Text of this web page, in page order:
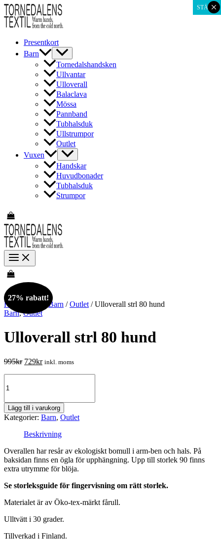
Hoppa
till
innehåll
Presentkort
Barn
Tornedalshandsken
Ullvantar
Ulloverall
Balaclava
Mössa
Pannband
Tubhalsduk
Ullstrumpor
Outlet
Vuxen
Handskar
Huvudbonader
Tubhalsduk
Strumpor
27% rabatt!
Hem Barn /Outlet / Ulloverall strl 80 hund
Barn,Outlet
Ulloverall strl 80 hund
995kr Det
729krDet
inkl. moms
strl
hund
mängd
Lägg till i varukorg
Kategorier: Barn, Outlet
Beskrivning
Overallen har resår av ekologiskt bomull i arm-ben och hals. På
baksidan finns en ögla för upphängning. Upp till storlek 90 finns
extra utrymme för blöja.
Se storleksguide för fingervisning om rätt storlek.
Materialet är av Öko-tex-märkt fårull.
Ulltvätt i 30 grader.
Tillverkad i Finland.
STÄNG
×